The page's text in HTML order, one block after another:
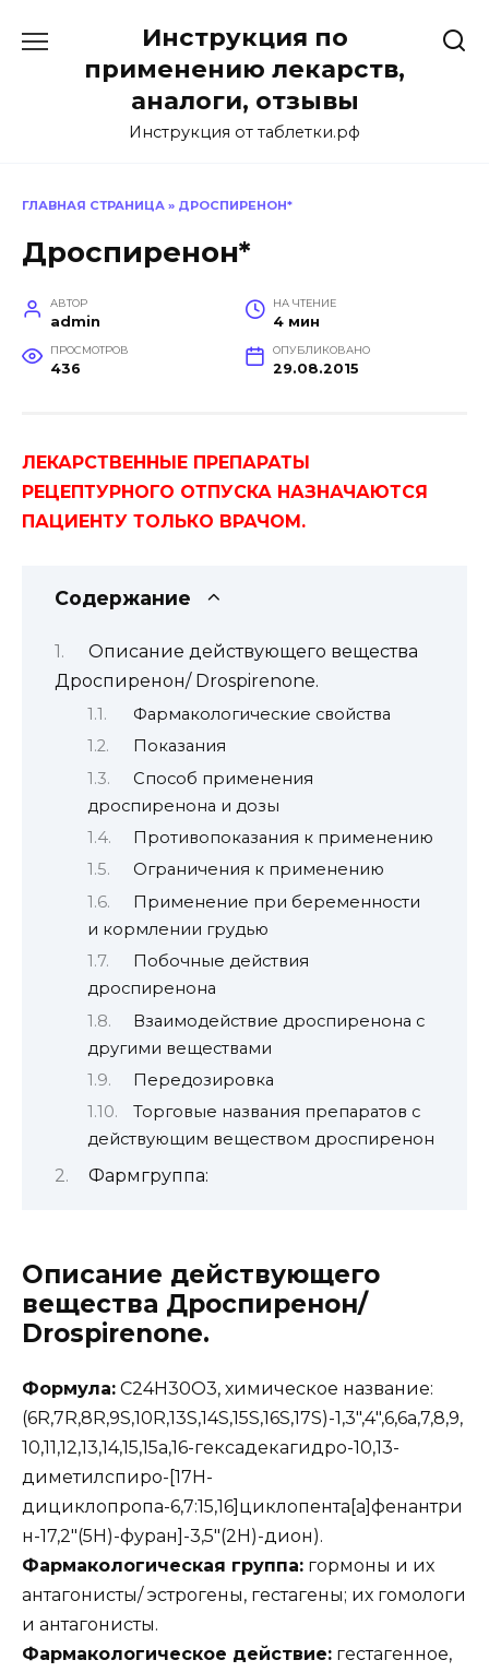
содержанию
Инструкция по
применению лекарств,
аналоги, отзывы
Инструкция от таблетки.рф
ГЛАВНАЯ СТРАНИЦА » ДРОСПИРЕНОН*
Дроспиренон*
АВТОР
admin
НА ЧТЕНИЕ
4 мин
ПРОСМОТРОВ
436
ОПУБЛИКОВАНО
29.08.2015
ЛЕКАРСТВЕННЫЕ ПРЕПАРАТЫ
РЕЦЕПТУРНОГО ОТПУСКА НАЗНАЧАЮТСЯ
ПАЦИЕНТУ ТОЛЬКО ВРАЧОМ.
Содержание
Описание действующего вещества
Дроспиренон/ Drospirenone.
Фармакологические свойства
Показания
Способ применения
дроспиренона и дозы
Противопоказания к применению
Ограничения к применению
Применение при беременности
и кормлении грудью
Побочные действия
дроспиренона
Взаимодействие дроспиренона с
другими веществами
Передозировка
Торговые названия препаратов с
действующим веществом дроспиренон
Фармгруппа:
Описание действующего
вещества Дроспиренон/
Drospirenone.
Формула: C24H30O3, химическое название:
(6R,7R,8R,9S,10R,13S,14S,15S,16S,17S)-1,3″,4″,6,6a,7,8,9,
10,11,12,13,14,15,15a,16-гексадекагидро-10,13-
диметилспиро-[17H-
дициклопропа-6,7:15,16]циклопента[a]фенантри
н-17,2″(5H)-фуран]-3,5″(2H)-дион).
Фармакологическая группа: гормоны и их
антагонисты/ эстрогены, гестагены; их гомологи
и антагонисты.
Фармакологическое действие: гестагенное,